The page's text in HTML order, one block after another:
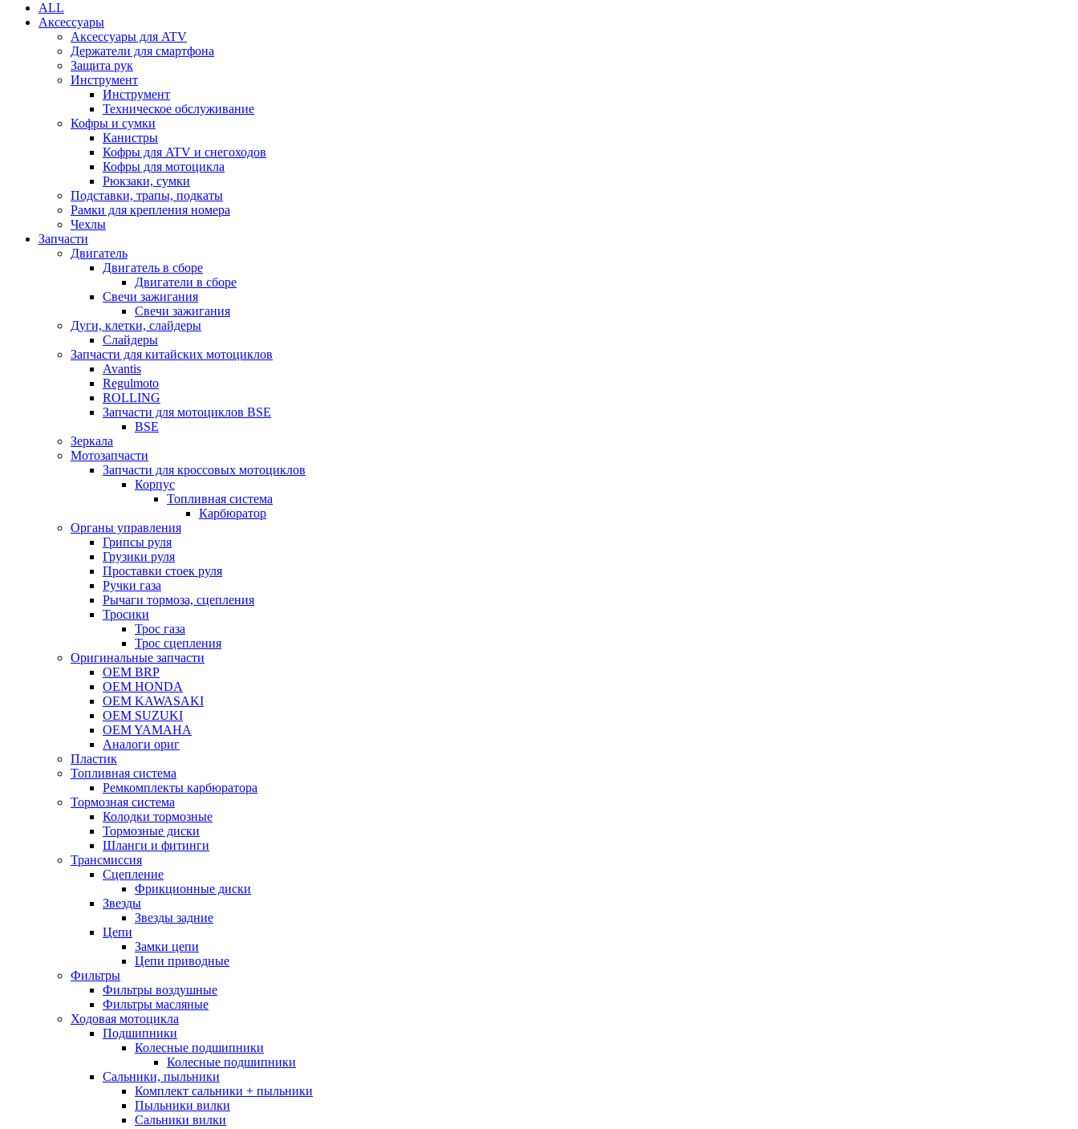
ALL
Аксессуары
Аксессуары для ATV
Держатели для смартфона
Защита рук
Инструмент
Инструмент
Техническое обслуживание
Кофры и сумки
Канистры
Кофры для ATV и снегоходов
Кофры для мотоцикла
Рюкзаки, сумки
Подставки, трапы, подкаты
Рамки для крепления номера
Чехлы
Запчасти
Двигатель
Двигатель в сборе
Двигатели в сборе
Свечи зажигания
Свечи зажигания
Дуги, клетки, слайдеры
Слайдеры
Запчасти для китайских мотоциклов
Avantis
Regulmoto
ROLLING
Запчасти для мотоциклов BSE
BSE
Зеркала
Мотозапчасти
Запчасти для кроссовых мотоциклов
Корпус
Топливная система
Карбюратор
Органы управления
Грипсы руля
Грузики руля
Проставки стоек руля
Ручки газа
Рычаги тормоза, сцепления
Тросики
Трос газа
Трос сцепления
Оригинальные запчасти
OEM BRP
OEM HONDA
OEM KAWASAKI
OEM SUZUKI
OEM YAMAHA
Аналоги ориг
Пластик
Топливная система
Ремкомплекты карбюратора
Тормозная система
Колодки тормозные
Тормозные диски
Шланги и фитинги
Трансмиссия
Cцепление
Фрикционные диски
Звезды
Звезды задние
Цепи
Замки цепи
Цепи приводные
Фильтры
Фильтры воздушные
Фильтры масляные
Ходовая мотоцикла
Подшипники
Колесные подшипники
Колесные подшипники
Сальники, пыльники
Комплект сальники + пыльники
Пыльники вилки
Сальники вилки